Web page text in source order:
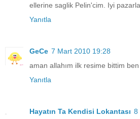
ellerine saglik Pelin'cim. Iyi
Yanıtla
GeCe 7 Mart 2010 19:28
aman allahım ilk resime bittim ben
Yanıtla
Hayatın Ta Kendisi Lokantası 8